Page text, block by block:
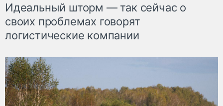
Идеальный шторм — так сейчас о
своих проблемах говорят
логистические компании